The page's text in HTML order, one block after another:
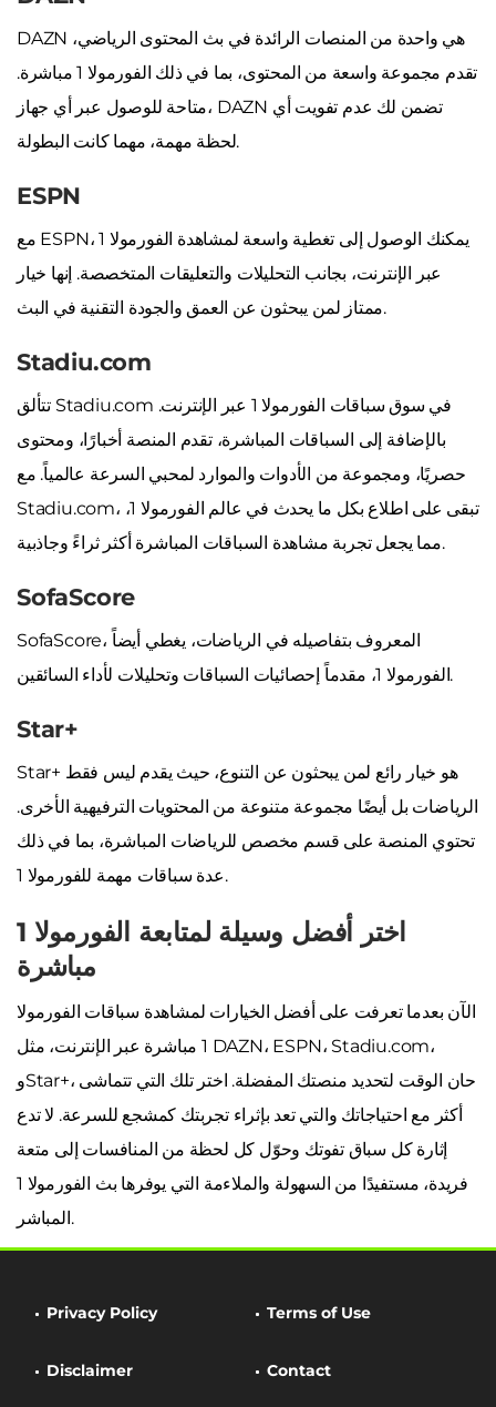
DAZN هي واحدة من المنصات الرائدة في بث المحتوى الرياضي،
تقدم مجموعة واسعة من المحتوى، بما في ذلك الفورمولا 1 مباشرة.
متاحة للوصول عبر أي جهاز، DAZN تضمن لك عدم تفويت أي
لحظة مهمة، مهما كانت البطولة.
ESPN
مع ESPN، يمكنك الوصول إلى تغطية واسعة لمشاهدة الفورمولا 1
عبر الإنترنت، بجانب التحليلات والتعليقات المتخصصة. إنها خيار
ممتاز لمن يبحثون عن العمق والجودة التقنية في البث.
Stadiu.com
تتألق Stadiu.com في سوق سباقات الفورمولا 1 عبر الإنترنت.
بالإضافة إلى السباقات المباشرة، تقدم المنصة أخبارًا، ومحتوى
حصريًا، ومجموعة من الأدوات والموارد لمحبي السرعة عالمياً. مع
Stadiu.com، تبقى على اطلاع بكل ما يحدث في عالم الفورمولا 1،
مما يجعل تجربة مشاهدة السباقات المباشرة أكثر ثراءً وجاذبية.
SofaScore
SofaScore، المعروف بتفاصيله في الرياضات، يغطي أيضاً
الفورمولا 1، مقدماً إحصائيات السباقات وتحليلات لأداء السائقين.
Star+
Star+ هو خيار رائع لمن يبحثون عن التنوع، حيث يقدم ليس فقط
الرياضات بل أيضًا مجموعة متنوعة من المحتويات الترفيهية الأخرى.
تحتوي المنصة على قسم مخصص للرياضات المباشرة، بما في ذلك
عدة سباقات مهمة للفورمولا 1.
اختر أفضل وسيلة لمتابعة الفورمولا 1
مباشرة
الآن بعدما تعرفت على أفضل الخيارات لمشاهدة سباقات الفورمولا
1 مباشرة عبر الإنترنت، مثل DAZN، ESPN، Stadiu.com،
وStar+، حان الوقت لتحديد منصتك المفضلة. اختر تلك التي تتماشى
أكثر مع احتياجاتك والتي تعد بإثراء تجربتك كمشجع للسرعة. لا تدع
إثارة كل سباق تفوتك وحوّل كل لحظة من المنافسات إلى متعة
فريدة، مستفيدًا من السهولة والملاءمة التي يوفرها بث الفورمولا 1
المباشر.
Privacy Policy Terms of Use
Disclaimer Contact